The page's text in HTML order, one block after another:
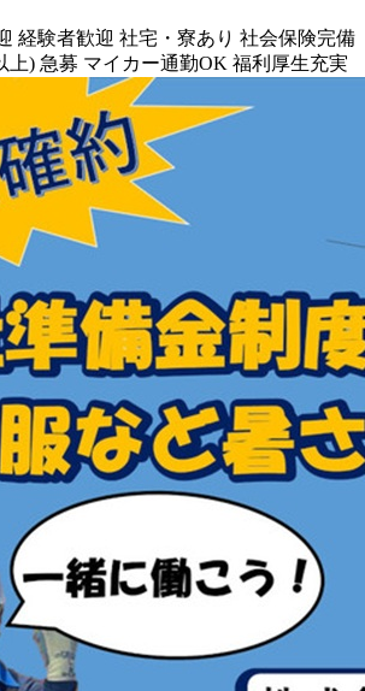
経験者歓迎 社宅・寮あり 社会保険完備
上) 急募 マイカー通勤OK 福利厚生充実